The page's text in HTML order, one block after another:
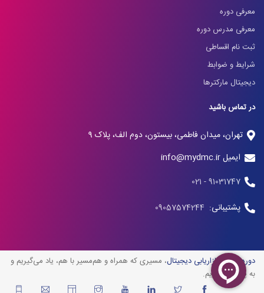
معرفی دوره
معرفی مدرس دوره
ثبت نام اقساطی
شرایط و ضوابط
دیجیتال مارکترها
در تماس باشید
تهران، میدان فاطمی، بیستون، دوم الف، پلاک 9
ایمیل info@mydmc.ir
91031747 - 021
پشتیبانی:
دوره آنلاین بازاریابی دیجیتال، مسیری که همراه و هم‌مسیر با هم، یاد می‌گیریم و
به پیش می‌رویم.